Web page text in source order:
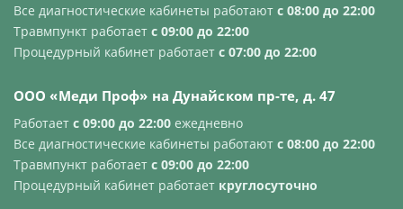
Все диагностические кабинеты работают с 08:00 до 22:00
Травмпункт работает с 09:00 до 22:00
Процедурный кабинет работает с 07:00 до 22:00
OOO «Меди Проф» на Дунайском пр-те, д. 47
Работает с 09:00 до 22:00 ежедневно
Все диагностические кабинеты работают с 08:00 до 22:00
Травмпункт работает с 09:00 до 22:00
Процедурный кабинет работает круглосуточно